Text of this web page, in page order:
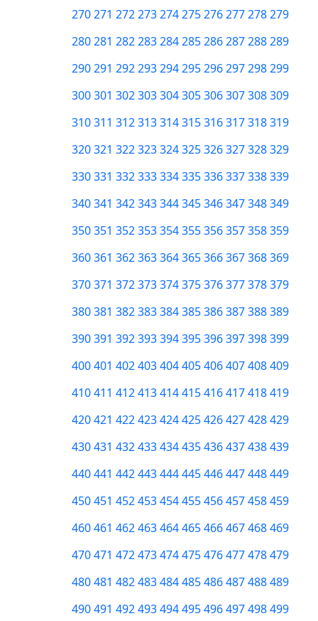
270 271 272 273 274 275 276 277 278 279
280 281 282 283 284 285 286 287 288 289
290 291 292 293 294 295 296 297 298 299
300 301 302 303 304 305 306 307 308 309
310 311 312 313 314 315 316 317 318 319
320 321 322 323 324 325 326 327 328 329
330 331 332 333 334 335 336 337 338 339
340 341 342 343 344 345 346 347 348 349
350 351 352 353 354 355 356 357 358 359
360 361 362 363 364 365 366 367 368 369
370 371 372 373 374 375 376 377 378 379
380 381 382 383 384 385 386 387 388 389
390 391 392 393 394 395 396 397 398 399
400 401 402 403 404 405 406 407 408 409
410 411 412 413 414 415 416 417 418 419
420 421 422 423 424 425 426 427 428 429
430 431 432 433 434 435 436 437 438 439
440 441 442 443 444 445 446 447 448 449
450 451 452 453 454 455 456 457 458 459
460 461 462 463 464 465 466 467 468 469
470 471 472 473 474 475 476 477 478 479
480 481 482 483 484 485 486 487 488 489
490 491 492 493 494 495 496 497 498 499